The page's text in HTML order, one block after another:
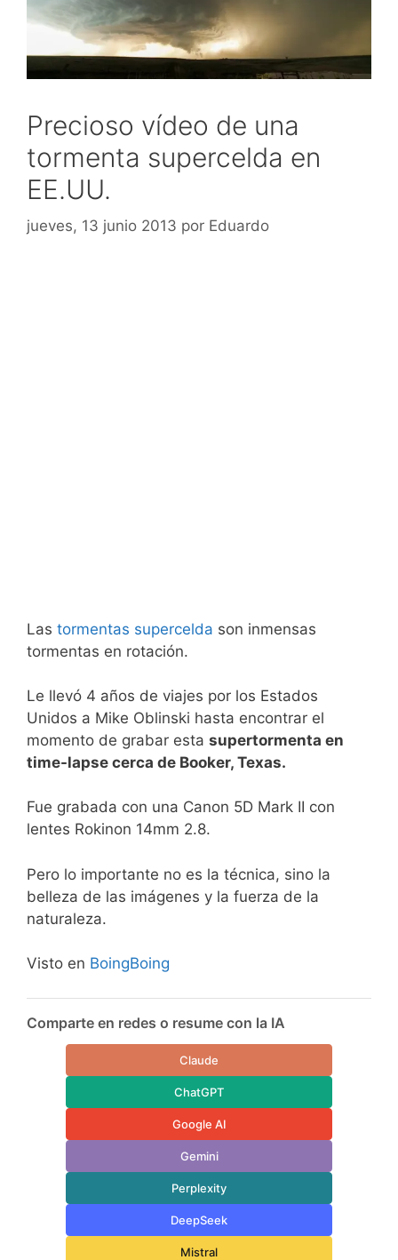
Precioso vídeo de una
tormenta supercelda en
EE.UU.
jueves, 13 junio 2013 por Eduardo
Las tormentas supercelda son inmensas
tormentas en rotación.
Le llevó 4 años de viajes por los Estados
Unidos a Mike Oblinski hasta encontrar el
momento de grabar esta supertormenta en
time-lapse cerca de Booker, Texas.
Fue grabada con una Canon 5D Mark II con
lentes Rokinon 14mm 2.8.
Pero lo importante no es la técnica, sino la
belleza de las imágenes y la fuerza de la
naturaleza.
Visto en BoingBoing
Comparte en redes o resume con la IA
Claude
ChatGPT
Google AI
Gemini
Perplexity
DeepSeek
Mistral